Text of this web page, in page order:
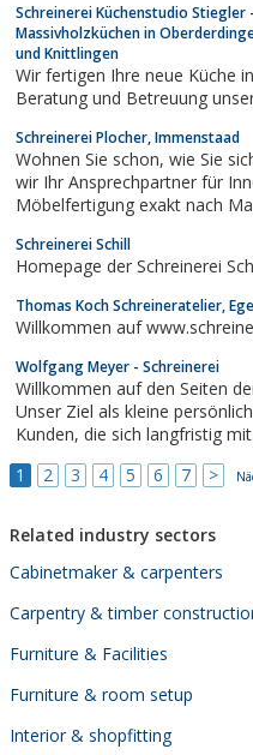
unserer täglichen Arbeit, ebenso die Gestaltung von
Terrassen.Wenn Sie
Schreinerei Küchenstudio Stiegler
Massivholzküchen in
und Knittlingen
Wir fertigen Ihre neue Küche
Beratung und Betreuung
Schreinerei Plocher, Immenstaad
Wohnen Sie schon, wie Sie sich fühlen? Als Maß-Schreinerei sind
wir Ihr Ansprechpartner für Innenausbau,
Möbelfertigung exakt nach
Schreinerei Schill
Homepage der Schreinerei
Thomas Koch Schreineratelier,
Willkommen auf
Wolfgang Meyer - Schreinerei
Willkommen auf den Seiten
Unser Ziel als kleine
Kunden, die sich langfristig mit uns verbunden fühlen. Bei uns
Beratung, eine präz...
1 2 3 4 5 6 7 >
Related industry sectors
Cabinetmaker & carpenters
Carpentry & timber
Furniture & Facilities
Furniture & room setup
Interior & shopfitting